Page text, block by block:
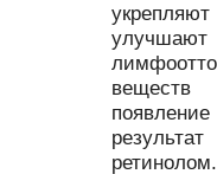
ретинолом.